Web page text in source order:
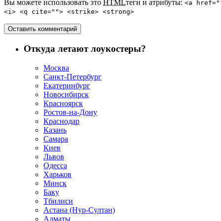
Вы можете использовать это HTMLтеги и атрибуты: <a
<i> <q cite=""> <strike> <strong>
Откуда летают лоукостеры?
Москва
Санкт-Петербург
Екатеринбург
Новосибирск
Красноярск
Ростов-на-Дону
Краснодар
Казань
Самара
Киев
Львов
Одесса
Харьков
Минск
Баку
Тбилиси
Астана (Нур-Султан)
Алматы